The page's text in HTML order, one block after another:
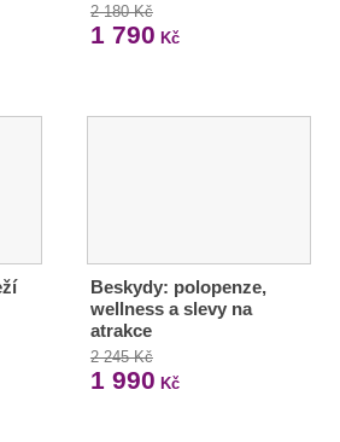
2 180 Kč
1 790 Kč
Beskydy: polopenze,
wellness a slevy na
atrakce
2 245 Kč
1 990 Kč